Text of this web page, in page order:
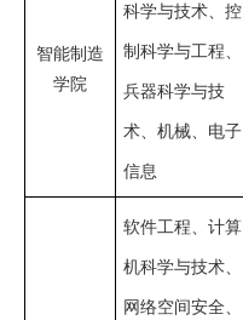
智能制造
学院
科学与技术、控
制科学与工程、
兵器科学与技
术、机械、电子
信息
软件工程、计算
机科学与技术、
网络空间安全、